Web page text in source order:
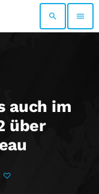
search menu
auch im
über